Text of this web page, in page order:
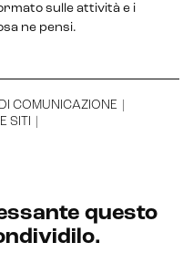
sulle attività e i
ne pensi.
COMUNICAZIONE
SITI
questo